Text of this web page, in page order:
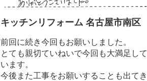
キッチンリフォーム 名古屋市南区
前回に続き今回もお願いしました。
とても親切ていねいで今回も大満足して
います。
今後また工事をお願いすることも出てき